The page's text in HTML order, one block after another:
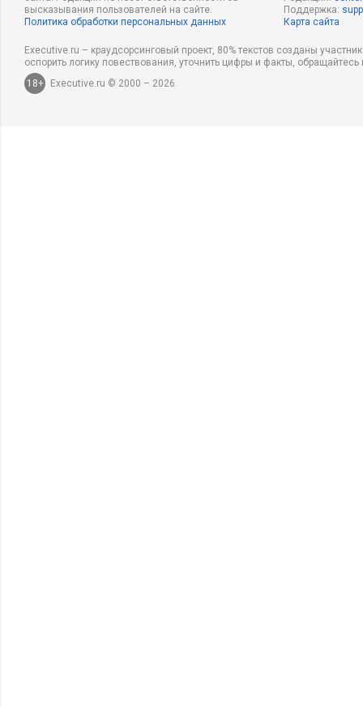
высказывания пользователей на сайте.
Политика обработки персональных данных
Поддержка:
Карта сайта
Executive.ru – краудсорсинговый проект, 80% текстов созданы
оспорить логику повествования, уточнить цифры и факты,
18+
Executive.ru © 2000 – 2026.